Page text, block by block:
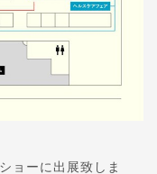
ョーに出展致しま